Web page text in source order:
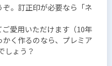
。訂正印が必要なら「ネ
愛用いただけます（10年
く作るのなら、プレミア
しょう？